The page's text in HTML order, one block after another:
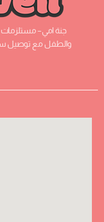
جنة امي– مستلزمات
والطفل مع توصيل